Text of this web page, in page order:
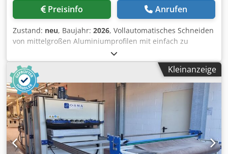
Preisinfo Anrufen
Zustand: neu, Baujahr: 2026, Vollautomatisches Schneiden
von mittelgroßen Aluminiumprofilen mit einfach zu
bedienender Automatisierung. Legen Sie ein beliebiges
Aluminiumprofil ab, die Maschine erkennt es automatisch
und schneidet es mit hochpräziser servomotorischer
Materialpositionierung in Aufträge. Excel-Auftragslisten
WIFI-Eingabe für die rationelle Eingabe von großen
Zuschnittlisten. Ein Lasersensor misst die Länge jedes
Aluminiumstücks, das Sie zum Schneiden auflegen,
unabhängig von seiner Länge. Unser leistungsstarker
Optimierungsalgorithmus errechnet im Handumdrehen
die beste Reihenfolge der Teile, um möglichst wenig Abfall
Kleinanzeige